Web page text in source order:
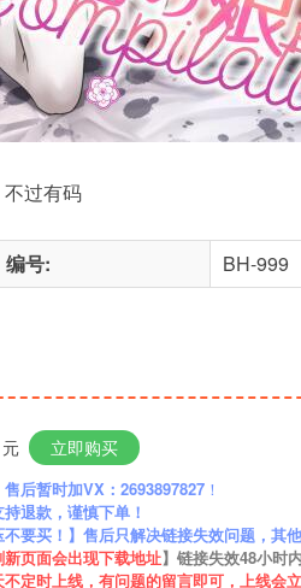
过有码
编号: BH-999
元 立即购买
后暂时加VX：2693897827 ！
退款，谨慎下单！
不要买！】售后只解决链接失效问题，其
新页面会出现下载地址】链接失效48小时
定时上线，有问题的留言即可，上线会